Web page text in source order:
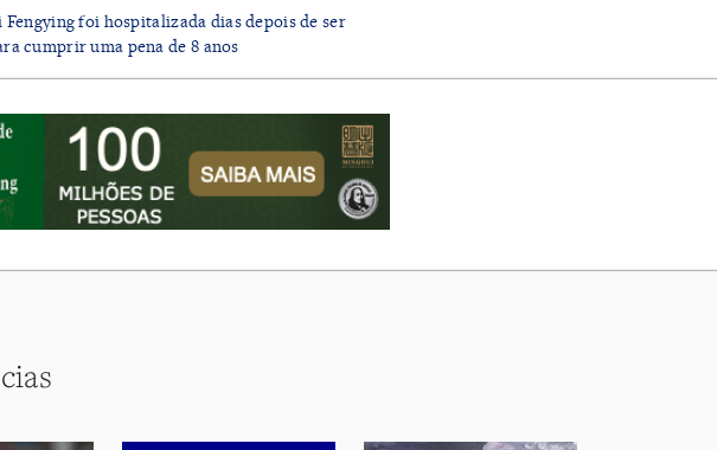
Fengying foi hospitalizada dias depois de ser
cumprir uma pena de 8 anos